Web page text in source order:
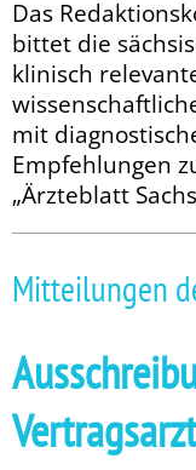
Das
bittet die
klinisch
mit
Empfehlungen
„Ärzteblatt
Mitteilungen